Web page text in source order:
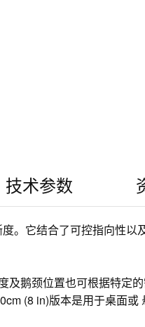
技术参数
。它结合了可控指向性以
鹅颈位置也可根据特定
(8 in)版本是用于桌面